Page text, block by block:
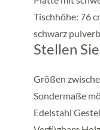
Tischhöhe: 76
schwarz
Stellen
Größen
Sondermaße
Edelstahl